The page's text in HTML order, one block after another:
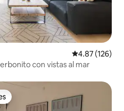
Calificación
4.87 (126)
con vistas al mar